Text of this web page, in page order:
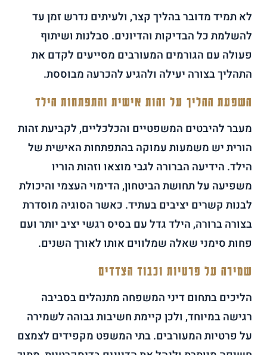
לא תמיד מדובר בהליך קצר, ולעיתים נדרש זמן עד
להשלמת כל הבדיקות והדיונים. סבלנות ושיתוף
פעולה עם הגורמים המעורבים מסייעים לקדם את
התהליך בצורה יעילה ולהגיע להכרעה מבוססת.
השפעת ההליך על זהות אישית והתפתחות הילד
מעבר להיבטים המשפטיים והכלכליים, לקביעת זהות
הורית יש משמעות עמוקה בהתפתחות האישית של
הילד. הידיעה הברורה לגבי מוצאו וזהות הוריו
משפיעה על תחושת הביטחון, הדימוי העצמי והיכולת
לבנות קשרים יציבים בעתיד. כאשר הסוגיה מוסדרת
בצורה ברורה, הילד גדל עם בסיס רגשי יציב יותר ועם
פחות סימני שאלה שמלווים אותו לאורך השנים.
שמירה על פרטיות וכבוד הצדדים
הליכים בתחום דיני המשפחה מתנהלים בסביבה
רגישה במיוחד, ולכן קיימת חשיבות גבוהה לשמירה
על פרטיות המעורבים. בתי המשפט מקפידים לצמצם